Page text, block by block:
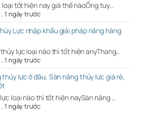
tốt hiện nay giá thế nàoỐng tuy…
, 1 ngày trước
Lực nhập khẩu giải pháp nâng hàng
lực loại nào thì tốt hiện anyThang…
, 1 ngày trước
thủy lực ở đâu, Sàn nâng thủy lực giá rẻ,
loại nào thì tốt hiện naySàn nâng …
, 1 ngày trước